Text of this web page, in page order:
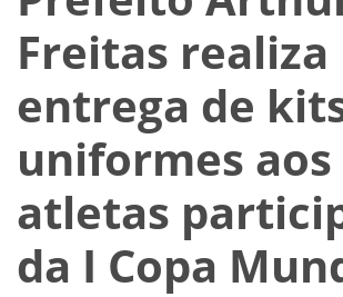
Freitas realiza
entrega de
uniformes aos
atletas
da I Copa